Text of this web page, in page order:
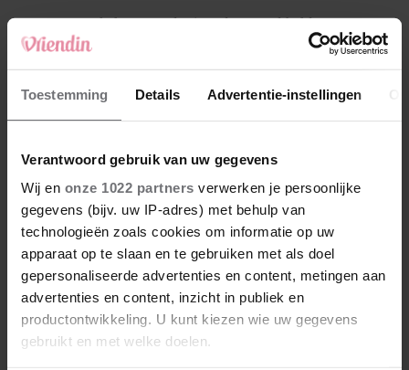
Toestemming Details Advertentie-instellingen
Verantwoord gebruik van uw gegevens
Wij en onze 1022 partners verwerken je persoonlijke
gegevens (bijv. uw IP-adres) met behulp van
technologieën zoals cookies om informatie op uw
apparaat op te slaan en te gebruiken met als doel
gepersonaliseerde advertenties en content, metingen aan
advertenties en content, inzicht in publiek en
productontwikkeling. U kunt kiezen wie uw gegevens
gebruikt en met welke doelen.
4 Makelaar Mandy: ‘Vrijdagavond belde Bart.
Hij sprak eng kalm’
5 Makelaar Mandy: ‘Judith typt… En deze keer
durf ik bijna niet te lezen wat er komt’
Nieuw